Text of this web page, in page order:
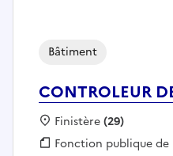
CONTROLEUR
Bâtiment
Localisation :
Finistère(29)
Fonction publique :
Fonction publique